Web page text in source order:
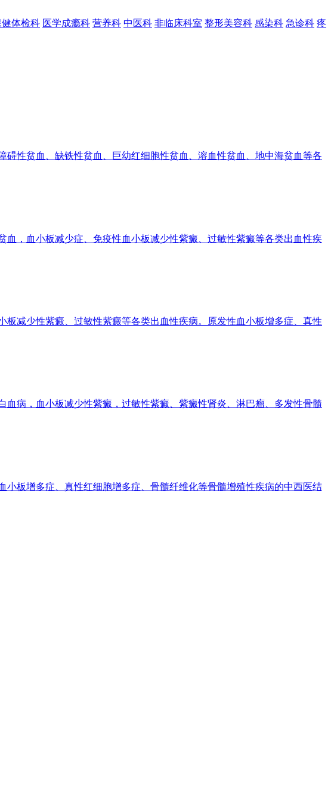
健体检科 医学成瘾科 营养科 中医科 非临床科室 整形美容科 感染科 急诊科 疼
性贫血、缺铁性贫血、巨幼红细胞性贫血、溶血性贫血、地中海贫血等各
，血小板减少症、免疫性血小板减少性紫癜、过敏性紫癜等各类出血性疾
减少性紫癜、过敏性紫癜等各类出血性疾病。原发性血小板增多症、真性
病，血小板减少性紫癜，过敏性紫癜、紫癜性肾炎、淋巴瘤、多发性骨髓
板增多症、真性红细胞增多症、骨髓纤维化等骨髓增殖性疾病的中西医结